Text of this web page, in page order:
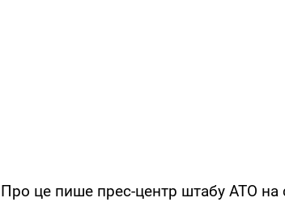
Про це пише прес-центр штабу АТО на